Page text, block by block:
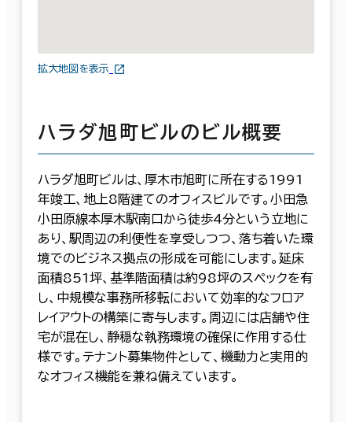
拡大地図を表示
ハラダ旭町ビルのビル概要
ハラダ旭町ビルは、厚木市旭町に所在する1991
年竣工、地上8階建てのオフィスビルです。小田急
小田原線本厚木駅南口から徒歩4分という立地に
あり、駅周辺の利便性を享受しつつ、落ち着いた環
境でのビジネス拠点の形成を可能にします。延床
面積851坪、基準階面積は約98坪のスペックを有
し、中規模な事務所移転において効率的なフロア
レイアウトの構築に寄与します。周辺には店舗や住
宅が混在し、静穏な執務環境の確保に作用する仕
様です。テナント募集物件として、機動力と実用的
なオフィス機能を兼ね備えています。